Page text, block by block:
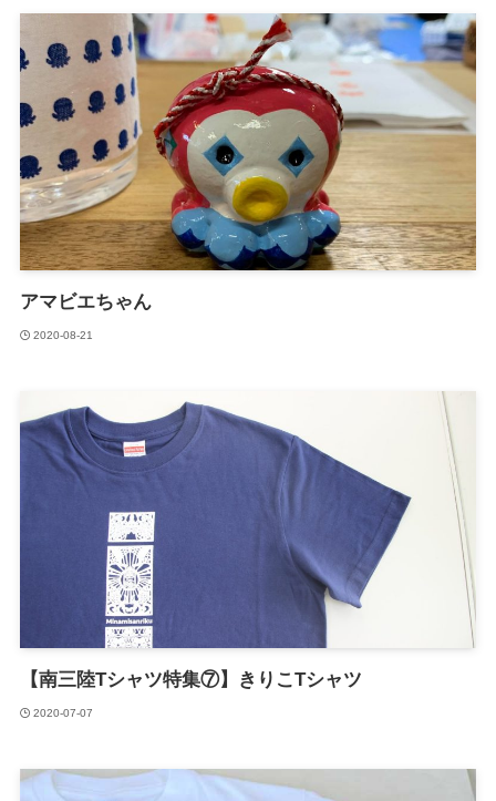
アマビエちゃん
2020-08-21
【南三陸Tシャツ特集⑦】きりこTシャツ
2020-07-07